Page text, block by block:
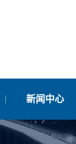
新闻中心